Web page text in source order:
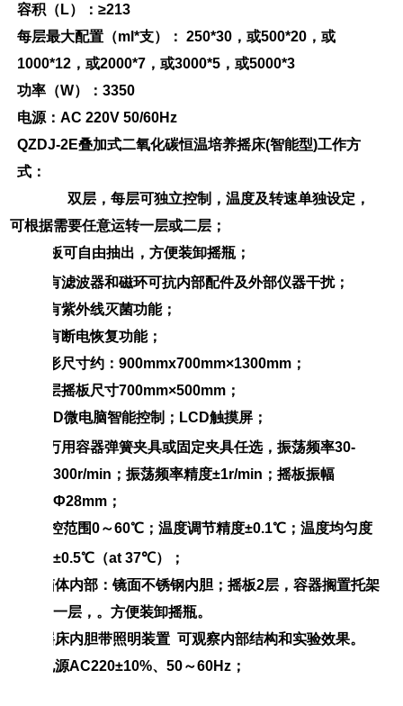
容积 （ L） ：≥213
每层最大配置 （ml*支） ： 250*30 ，或500*20 ，或
1000*12 ，或2000*7 ，或3000*5 ，或5000*3
功率 （W） ：3350
电源 ：AC 220V 50/60Hz
QZDJ-2E叠加式二氧化碳恒温培养摇床(智能型)工作方
式：
双层，每层可独立控制，温度及转速单独设定，
可根据需要任意运转一层或二层；
摇板可自由抽出，方便装卸摇瓶；
配有滤波器和磁环可抗内部配件及外部仪器干扰；
具有紫外线灭菌功能；
具有断电恢复功能；
外形尺寸约：900mmx700mm×1300mm ；
单层摇板尺寸700mm×500mm ；
D微电脑智能控制 ； LC D触摸屏；
配万用容器弹簧夹具或固定夹具任选，振荡频率30-
300r/min ；振荡频率精度±1r/min ；摇板振幅
Ф28mm ；
温控范围0～60℃ ；温度调节精度±0.1℃ ；温度均匀度
±0.5℃ （at 37℃）；
箱体内部：镜面不锈钢内胆 ；摇板2层 ，容器搁置托架
一层，。方便装卸摇瓶。
摇床内胆带照明装置 可观察内部结构和实验效果。
电源AC220±10%、50～60Hz ；